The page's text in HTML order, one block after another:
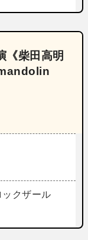
《柴田高明
mandolin
クザール